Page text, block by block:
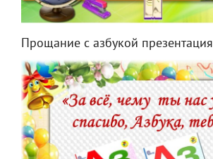
Прощание с азбукой презентация